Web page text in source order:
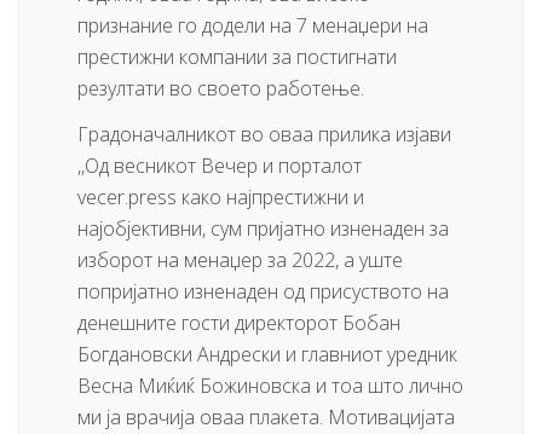
признание го додели на 7 менаџери на
престижни компании за постигнати
резултати во своето работење.
Градоначалникот во оваа прилика изјави
,,Од весникот Вечер и порталот
vecer.press како најпрестижни и
најобјективни, сум пријатно изненаден за
изборот на менаџер за 2022, а уште
попријатно изненаден од присуството на
денешните гости директорот Бобан
Богдановски Андрески и главниот уредник
Весна Миќиќ Божиновска и тоа што лично
ми ја врачија оваа плакета. Мотивацијата